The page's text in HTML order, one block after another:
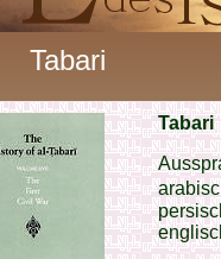
Tabari
Tabari